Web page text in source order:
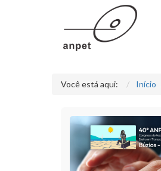
Você está aqui: Início